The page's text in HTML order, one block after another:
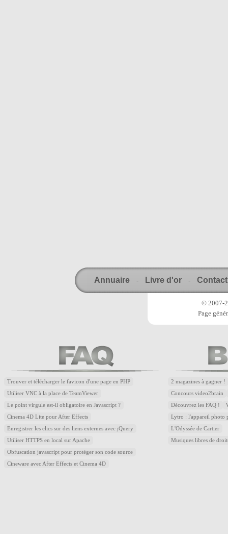
Annuaire - Livre d'or - Contact
© 2007-
Page
Trouver et télécharger le favicon d'une page en PHP
Utiliser VNC à la place de TeamViewer
Le point virgule est-il obligatoire en Javascript ?
Cinema 4D Lite pour After Effects
Enregistrer les clics sur des liens externes avec jQuery
Utiliser HTTPS en local sur Apache
Obfuscation javascript pour protéger son code source
Cineware avec After Effects et Cinema 4D
2 magazines à gagner !
Concours video2brain
Découvrez les FAQ !
Lytro : l'appareil photo
L'Odyssée de Cartier
Musiques libres de